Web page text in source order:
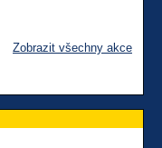
Zobrazit všechny akce